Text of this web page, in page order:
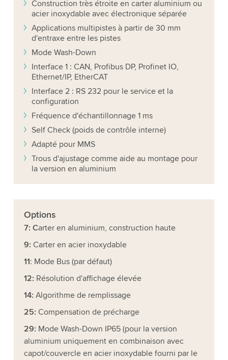
Construction très étroite en carter aluminium ou
acier inoxydable avec électronique séparée
Applications multipistes à partir de 30 mm
d'entraxe entre les pistes
Mode Wash-Down
Interface 1 : CAN, Profibus DP, Profinet IO,
Ethernet/IP, EtherCAT
Interface 2 : RS 232 pour le service et la
configuration
Fréquence d'échantillonnage 1 ms
Self Check (poids de contrôle interne)
Adapté pour MMS
Trous d'ajustage comme aide au montage pour
la version en aluminium
Options
7: Carter en aluminium, construction haute
9: Carter en acier inoxydable
11: Mode Bus (par défaut)
12: Résolution d'affichage élevée
14: Algorithme de remplissage
25: Compensation de précharge
29: Mode Wash-Down IP65 (pour la version
aluminium uniquement en combinaison avec
capot/couvercle en acier inoxydable fourni par le